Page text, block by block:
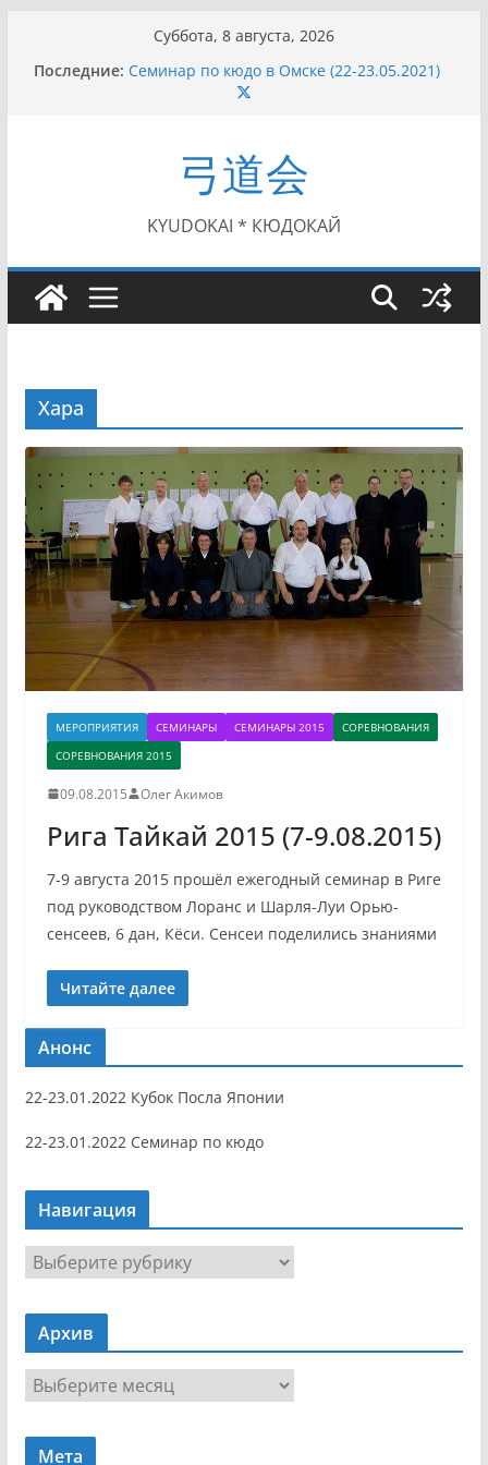
содержимому
Суббота, 8 августа, 2026
Последние: Семинар по кюдо в Омске (22-23.05.2021)
Чемпионат Росcии, Дёмино (2-5.09.2021)
II Кубок Посла Японии в России по Кюдо,
Орёл (25.07.2021)
I этап Кубка Московской области по Кюдо /
Сейдокан II (27.06.2021)
弓道会
KYUDOKAI * КЮДОКАЙ
Хара
МЕРОПРИЯТИЯ СЕМИНАРЫ СЕМИНАРЫ 2015
СОРЕВНОВАНИЯ
СОРЕВНОВАНИЯ 2015
09.08.2015 Олег Акимов
Рига Тайкай 2015 (7-9.08.2015)
7-9 августа 2015 прошёл ежегодный семинар в Риге
под руководством Лоранс и Шарля-Луи Орью-
сенсеев, 6 дан, Кёси. Сенсеи поделились знаниями
Читайте далее
Анонс
22-23.01.2022 Кубок Посла Японии
22-23.01.2022 Семинар по кюдо
Навигация
Н
а
в
г
Архив
р
х
Мета